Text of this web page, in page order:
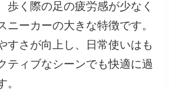
歩く際の足の疲労感が少なく
ニーカーの大きな特徴です。
すさが向上し、日常使いはも
ティブなシーンでも快適に過
。